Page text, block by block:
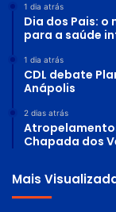
1 dia atrás
Dia dos Pais: o
para a saúde
1 dia atrás
CDL debate
Anápolis
2 dias atrás
Chapada dos
Mais